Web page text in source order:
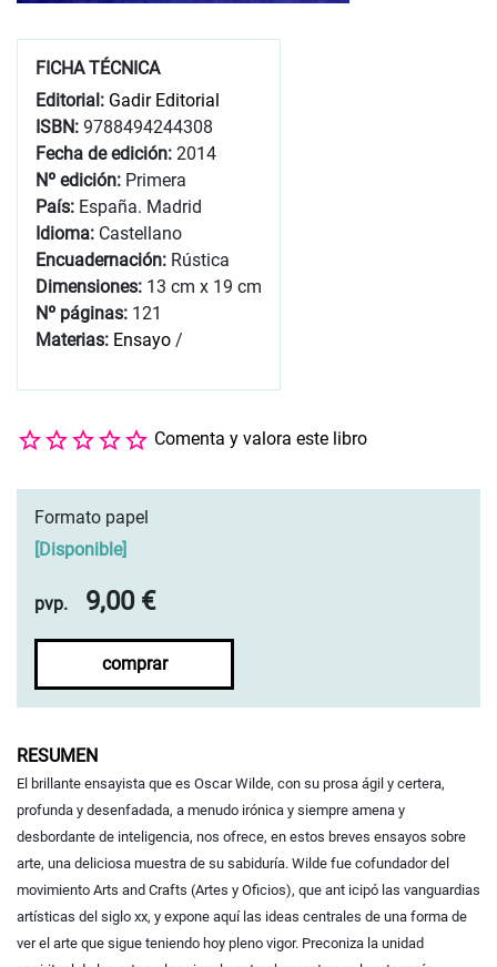
FICHA TÉCNICA
Editorial: Gadir Editorial
ISBN: 9788494244308
Fecha de edición: 2014
Nº edición: Primera
País: España. Madrid
Idioma: Castellano
Encuadernación: Rústica
Dimensiones: 13 cm x 19 cm
Nº páginas: 121
Materias: Ensayo /
Comenta y valora este libro
Formato papel
Disponible]
pvp. 9,00 €
comprar
RESUMEN
El brillante ensayista que es Oscar Wilde, con su prosa ágil y certera,
profunda y desenfadada, a menudo irónica y siempre amena y
desbordante de inteligencia, nos ofrece, en estos breves ensayos sobre
arte, una deliciosa muestra de su sabiduría. Wilde fue cofundador del
movimiento Arts and Crafts (Artes y Oficios), que ant icipó las vanguardias
artísticas del siglo xx, y expone aquí las ideas centrales de una forma de
ver el arte que sigue teniendo hoy pleno vigor. Preconiza la unidad